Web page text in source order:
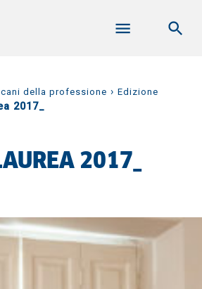
della professione › Edizione
2017_
2017_